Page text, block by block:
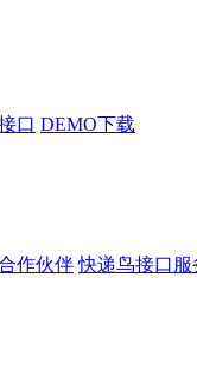
口 DEMO下载
作伙伴 快递鸟接口服